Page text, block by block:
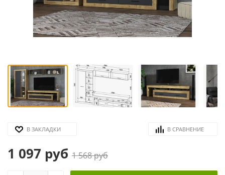
В ЗАКЛАДКИ В СРАВНЕНИЕ
1 097 руб 1 568 руб